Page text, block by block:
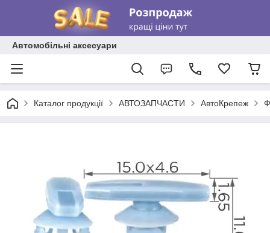
Автомобільні аксесуари
Каталог продукції АВТОЗАПЧАСТИ АвтоКрепеж